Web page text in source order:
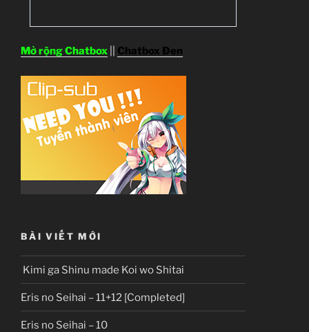
Mở rộng Chatbox Chatbox Đen
BÀI VIẾT MỚI
Kimi ga Shinu made Koi wo Shitai
Eris no Seihai – 11+12 [Completed]
Eris no Seihai – 10